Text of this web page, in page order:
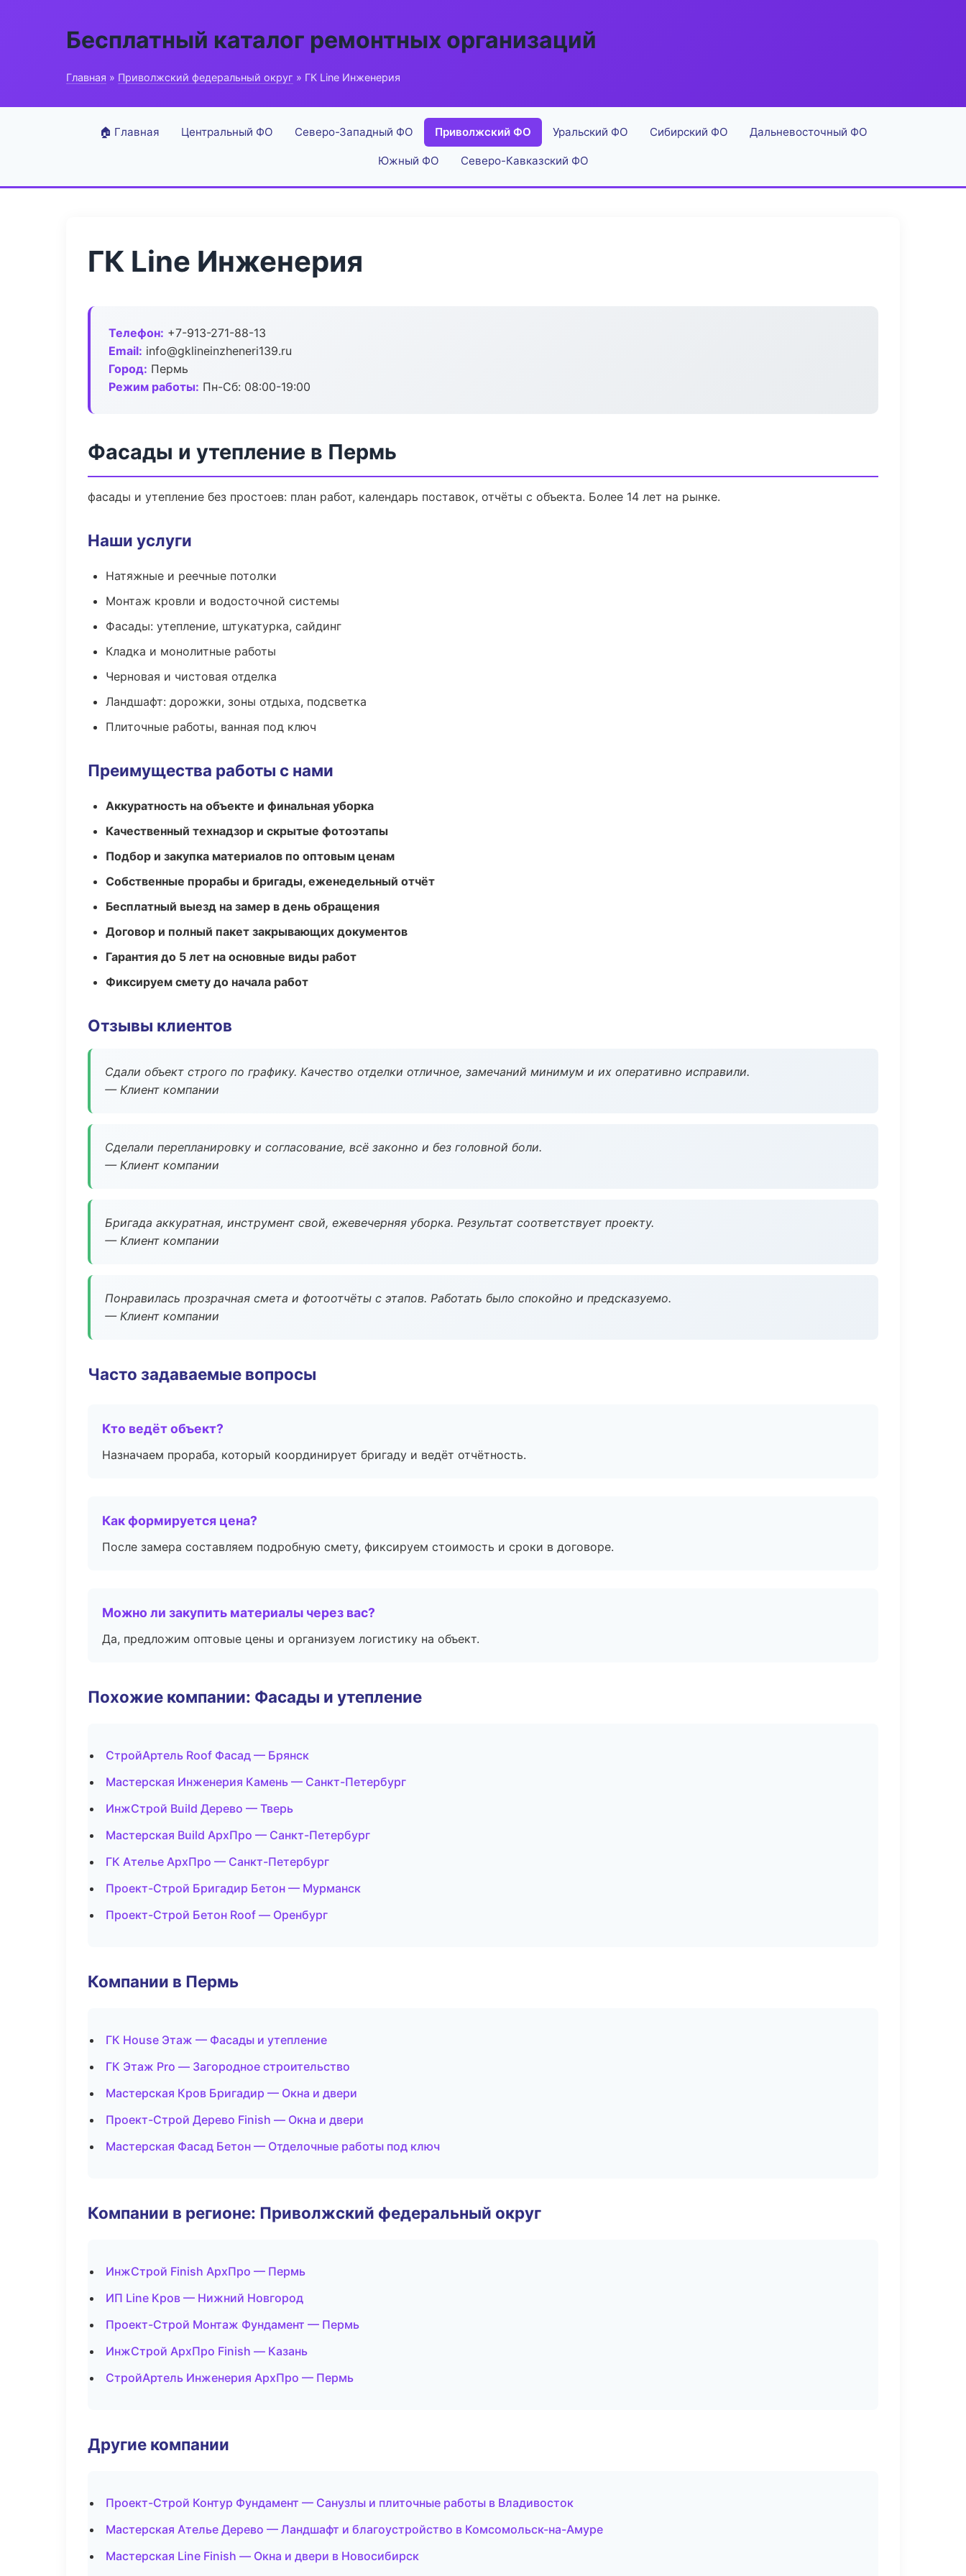
Бесплатный каталог ремонтных организаций
Главная » Приволжский федеральный округ » ГК Line Инженерия
🏠 Главная Центральный ФО Северо-Западный ФО Приволжский ФО Уральский ФО Сибирский ФО Дальневосточный ФО
Южный ФО Северо-Кавказский ФО
ГК Line Инженерия
Телефон: +7-913-271-88-13
Email: info@gklineinzheneri139.ru
Город: Пермь
Режим работы: Пн-Сб: 08:00-19:00
Фасады и утепление в Пермь
фасады и утепление без простоев: план работ, календарь поставок, отчёты с объекта. Более 14 лет на рынке.
Наши услуги
Натяжные и реечные потолки
Монтаж кровли и водосточной системы
Фасады: утепление, штукатурка, сайдинг
Кладка и монолитные работы
Черновая и чистовая отделка
Ландшафт: дорожки, зоны отдыха, подсветка
Плиточные работы, ванная под ключ
Преимущества работы с нами
Аккуратность на объекте и финальная уборка
Качественный технадзор и скрытые фотоэтапы
Подбор и закупка материалов по оптовым ценам
Собственные прорабы и бригады, еженедельный отчёт
Бесплатный выезд на замер в день обращения
Договор и полный пакет закрывающих документов
Гарантия до 5 лет на основные виды работ
Фиксируем смету до начала работ
Отзывы клиентов
Сдали объект строго по графику. Качество отделки отличное, замечаний минимум и их оперативно исправили.
— Клиент компании
Сделали перепланировку и согласование, всё законно и без головной боли.
— Клиент компании
Бригада аккуратная, инструмент свой, ежевечерняя уборка. Результат соответствует проекту.
— Клиент компании
Понравилась прозрачная смета и фотоотчёты с этапов. Работать было спокойно и предсказуемо.
— Клиент компании
Часто задаваемые вопросы
Кто ведёт объект?
Назначаем прораба, который координирует бригаду и ведёт отчётность.
Как формируется цена?
После замера составляем подробную смету, фиксируем стоимость и сроки в договоре.
Можно ли закупить материалы через вас?
Да, предложим оптовые цены и организуем логистику на объект.
Похожие компании: Фасады и утепление
СтройАртель Roof Фасад — Брянск
Мастерская Инженерия Камень — Санкт-Петербург
ИнжСтрой Build Дерево — Тверь
Мастерская Build АрхПро — Санкт-Петербург
ГК Ателье АрхПро — Санкт-Петербург
Проект-Строй Бригадир Бетон — Мурманск
Проект-Строй Бетон Roof — Оренбург
Компании в Пермь
ГК House Этаж — Фасады и утепление
ГК Этаж Pro — Загородное строительство
Мастерская Кров Бригадир — Окна и двери
Проект-Строй Дерево Finish — Окна и двери
Мастерская Фасад Бетон — Отделочные работы под ключ
Компании в регионе: Приволжский федеральный округ
ИнжСтрой Finish АрхПро — Пермь
ИП Line Кров — Нижний Новгород
Проект-Строй Монтаж Фундамент — Пермь
ИнжСтрой АрхПро Finish — Казань
СтройАртель Инженерия АрхПро — Пермь
Другие компании
Проект-Строй Контур Фундамент — Санузлы и плиточные работы в Владивосток
Мастерская Ателье Дерево — Ландшафт и благоустройство в Комсомольск-на-Амуре
Мастерская Line Finish — Окна и двери в Новосибирск